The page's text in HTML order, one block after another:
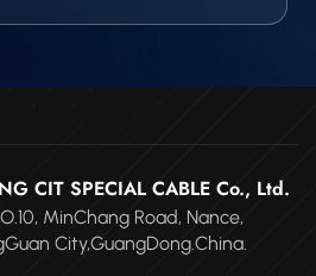
CIT SPECIAL CABLE Co., Ltd.
MinChang Road, Nance,
City,GuangDong.China.